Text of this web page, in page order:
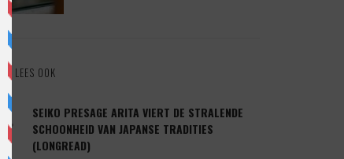
LEES OOK
1.
SEIKO PRESAGE ARITA VIERT DE STRALENDE
SCHOONHEID VAN JAPANSE TRADITIES
(LONGREAD)